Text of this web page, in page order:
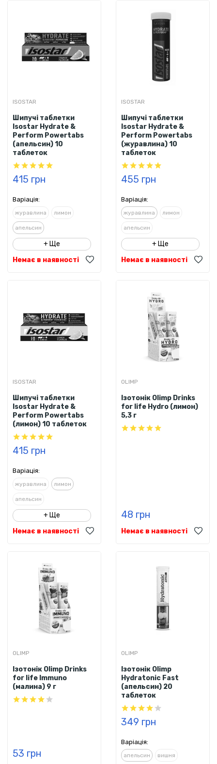
ISOSTAR
Шипучі таблетки
Isostar Hydrate &
Perform Powertabs
(апельсин) 10
таблеток
415 грн
Варіація:
журавлина лимон
апельсин
+ Ще
Немає в наявності
ISOSTAR
Шипучі таблетки
Isostar Hydrate &
Perform Powertabs
(журавлина) 10
таблеток
455 грн
Варіація:
журавлина лимон
апельсин
+ Ще
Немає в наявності
ISOSTAR
Шипучі таблетки
Isostar Hydrate &
Perform Powertabs
(лимон) 10 таблеток
415 грн
Варіація:
журавлина лимон
апельсин
+ Ще
Немає в наявності
OLIMP
Ізотонік Olimp Drinks
for life Hydro (лимон)
5,3 г
48 грн
Немає в наявності
OLIMP
Ізотонік Olimp Drinks
for life Immuno
(малина) 9 г
53 грн
OLIMP
Ізотонік Olimp
Hydratonic Fast
(апельсин) 20
таблеток
349 грн
Варіація:
апельсин вишня